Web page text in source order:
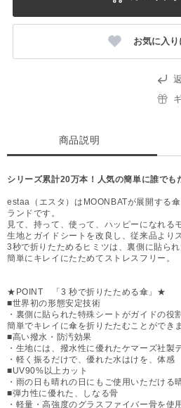
お気に入
商品説明
シリーズ累計20万本！人気の簡単に誰でも
estaa（エスタ）はMOONBATが展開する
ランドです。
見て、持って、使って、ハッピーになれる
生地とガイドシートを改良し、従来品より
3秒で折りたためるヒミツは、裏側に貼られ
簡単にキレイにたためてストレスフリー。
★POINT 「3 秒で折りたためる傘」★
■世界初の形態安定技術
・裏側に貼られた特殊シートがガイドの役
簡単でキレイに傘を折りたたむことができ
■高い撥水・防汚効果
・生地には、撥水性に優れたケマーズ社製
・軽く振るだけで、優れた水はけを、体感
■UV90%以上カット
・雨の日も晴れの日にもご使用いただける
■弾力性に優れた、しなる骨
・軽量・高強度のグラスファイバー骨を使用